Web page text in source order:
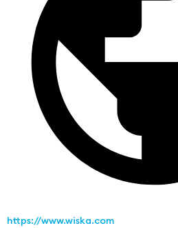
https://www.wiska.com